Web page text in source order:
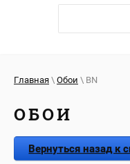
Главная \ Обои \ BN
ОБОИ
Вернуться назад к